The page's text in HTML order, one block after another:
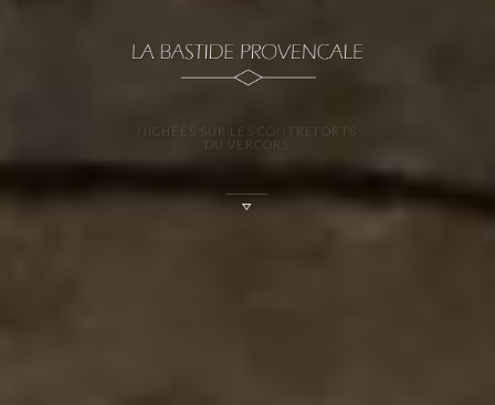
UNE VÉRITABLE INVITATION À LA DÉTENTE
DANS UN CADRE CALME ET REPOSANT